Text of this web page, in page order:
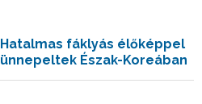
Hatalmas fáklyás élőképpel
ünnepeltek Észak-Koreában